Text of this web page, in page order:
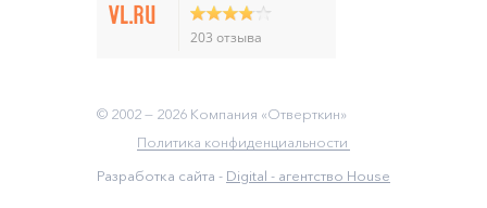
203 отзыва
© 2002 — 2026 Компания «Отверткин»
Политика конфиденциальности
Разработка сайта - Digital - агентство House